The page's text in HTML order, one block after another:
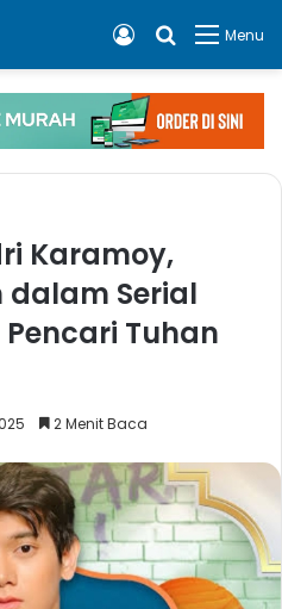
Menu
Cari apa,
Log In
Karamoy,
dalam Serial
Tuhan
2 Menit Baca